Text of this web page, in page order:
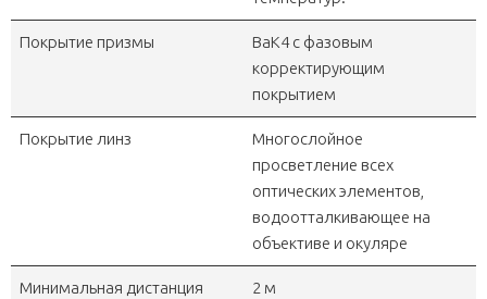
Покрытие призмы
BaK4 с фазовым
корректирующим
покрытием
Покрытие линз
Многослойное
просветление всех
оптических элементов,
водоотталкивающее на
объективе и окуляре
Минимальная дистанция
2 м